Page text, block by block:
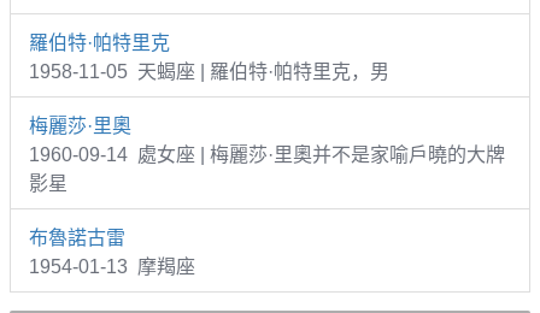
羅伯特·帕特里克
1958-11-05 天蝎座 | 羅伯特·帕特里克，男
梅麗莎·里奧
1960-09-14 處女座 | 梅麗莎·里奧并不是家喻戶曉的大牌
影星
布魯諾古雷
1954-01-13 摩羯座